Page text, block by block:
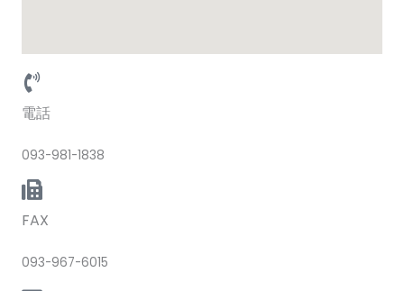
電話
093-981-1838
FAX
093-967-6015